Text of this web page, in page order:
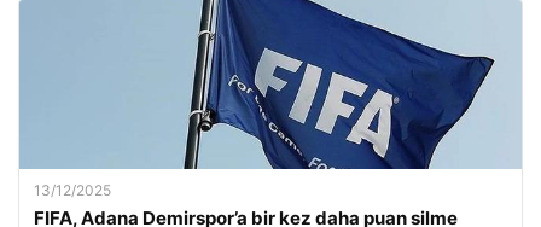
13/12/2025
FIFA, Adana Demirspor’a bir kez daha puan silme